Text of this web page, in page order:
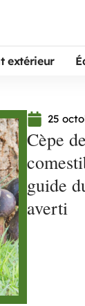
extérieur
25
Cèpe
guide
averti